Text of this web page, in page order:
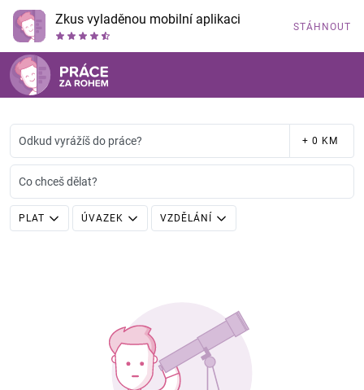
Zkus vyladěnou mobilní aplikaci STÁHNOUT
Odkud vyrážíš do práce? + 0 KM
Co chceš dělat?
PLAT ÚVAZEK VZDĚLÁNÍ